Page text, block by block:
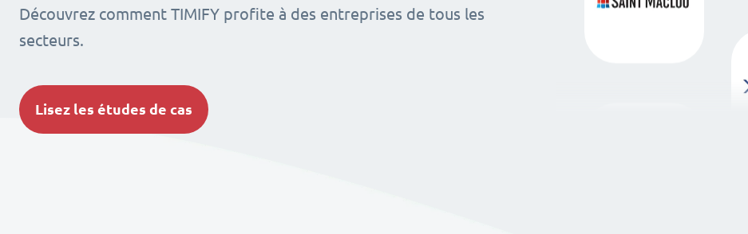
Découvrez comment TIMIFY profite à des entreprises de tous les
secteurs.
Lisez les études de cas